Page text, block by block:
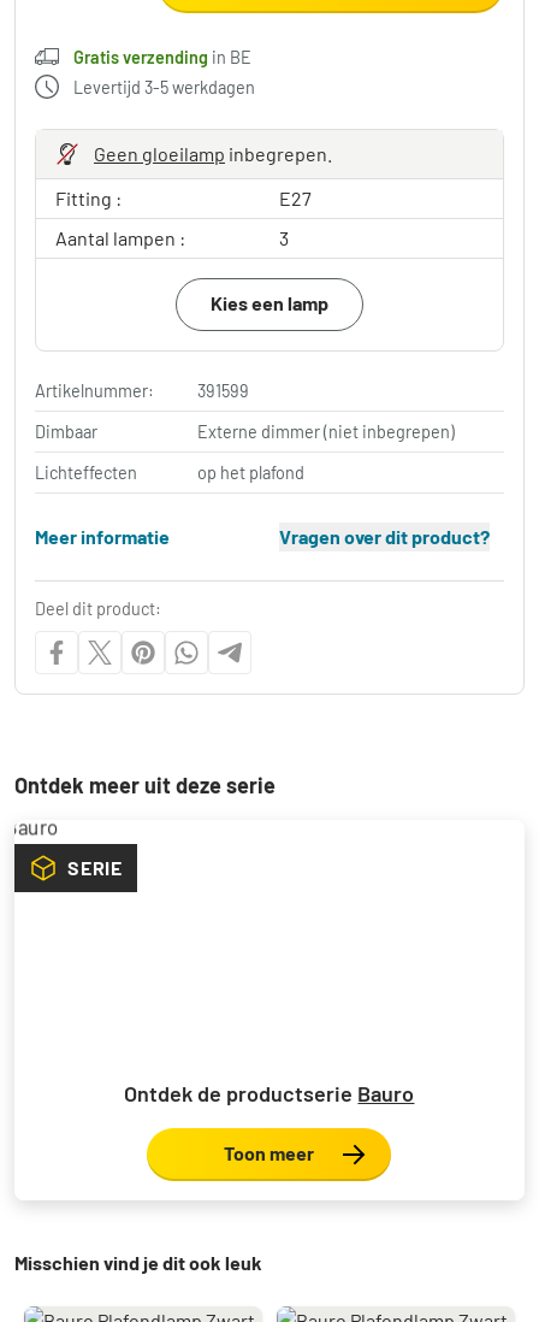
Gratis verzending in BE
Levertijd 3-5 werkdagen
Geen gloeilamp inbegrepen.
Fitting :
E27
Aantal lampen :
3
Kies een lamp
Artikelnummer:
391599
Dimbaar
Externe dimmer (niet inbegrepen)
Lichteffecten
op het plafond
Meer informatie Vragen over dit product?
Deel dit product:
Ontdek meer uit deze serie
SERIE
Ontdek de productserie Bauro
Toon meer
Misschien vind je dit ook leuk